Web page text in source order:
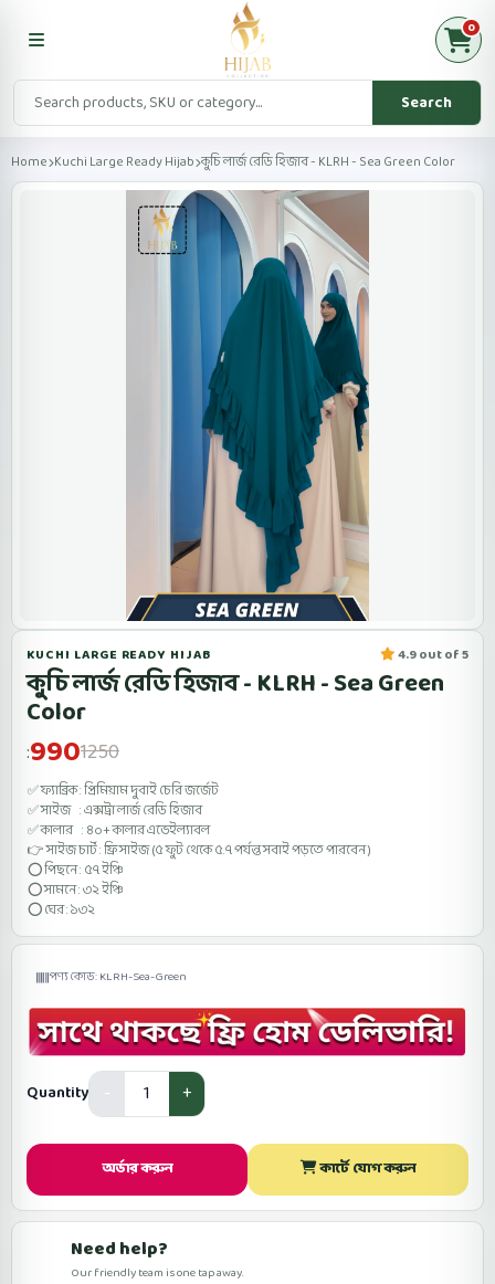
Search
0
Home Kuchi Large Ready Hijab কুচি লার্জ রেডি হিজাব - KLRH - Sea Green Color
KUCHI LARGE READY HIJAB 4.9 out of 5
কুচি লার্জ রেডি হিজাব - KLRH - Sea Green
Color
:9901250
✅ ফ্যাব্রিক : প্রিমিয়াম দুবাই চেরি জর্জেট
✅ সাইজ : এক্সট্রা লার্জ রেডি হিজাব
✅ কালার : ৪০+ কালার এভেইল্যাবল
👉 সাইজ চার্ট : ফ্রি সাইজ (৫ ফুট থেকে ৫.৭ পর্যন্ত সবাই পড়তে পারবেন )
⭕ পিছনে : ৫৭ ইঞ্চি
⭕সামনে : ৩২ ইঞ্চি
⭕ঘের : ১৩২
পণ্য কোড: KLRH-Sea-Green
Quantity
অর্ডার করুন কার্টে যোগ করুন
Need help?
Our friendly team is one tap away.